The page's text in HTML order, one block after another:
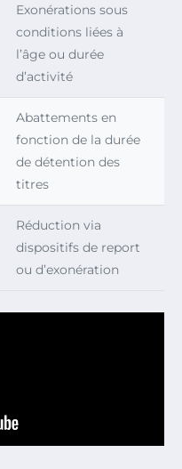
Exonérations sous
conditions liées à
l’âge ou durée
d’activité
Abattements en
fonction de la durée
de détention des
titres
Réduction via
dispositifs de report
ou d’exonération